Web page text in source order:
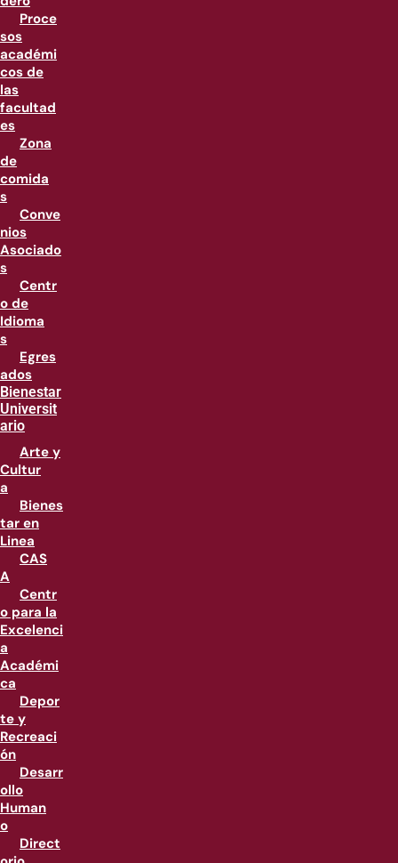
Proce
sos
académi
cos de
las
facultad
es
Zona
de
comida
s
Conve
nios
Asociado
s
Centr
o de
Idioma
s
Egres
ados
Bienestar
Universit
ario
Arte y
Cultur
a
Bienes
tar en
Linea
CAS
A
Centr
o para la
Excelenci
a
Académi
ca
Depor
te y
Recreaci
ón
Desarr
ollo
Human
o
Direct